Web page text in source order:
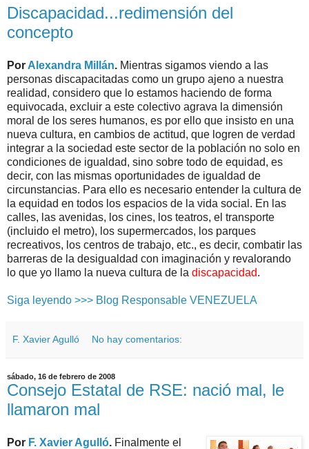
Discapacidad...redimensión del
concepto
Por Alexandra Millán. Mientras sigamos viendo a las
personas discapacitadas como un grupo ajeno a nuestra
realidad, considero que lo estamos haciendo de forma
equivocada, excluir a este colectivo agrava la dimensión
moral de los seres humanos, es por ello que insisto en una
nueva cultura, en cambios de actitud, que logren de verdad
integrar a la sociedad este sector de la población no solo en
condiciones de igualdad, sino sobre todo de equidad, es
decir, con las mismas oportunidades de igualdad de
circunstancias. Para ello es necesario entender la cultura de
la equidad en todos los espacios de la vida social. En las
calles, las avenidas, los cines, los teatros, el transporte
(incluido el metro), los supermercados, los parques
recreativos, los centros de trabajo, etc., es decir, combatir las
barreras de la desigualdad con imaginación y revalorando
lo que yo llamo la nueva cultura de la discapacidad.
Siga leyendo >>> Blog Responsable VENEZUELA
F. Xavier Agulló No hay comentarios:
sábado, 16 de febrero de 2008
Consejo Estatal de RSE: nació mal, le
llamaron mal
Por F. Xavier Agulló. Finalmente el